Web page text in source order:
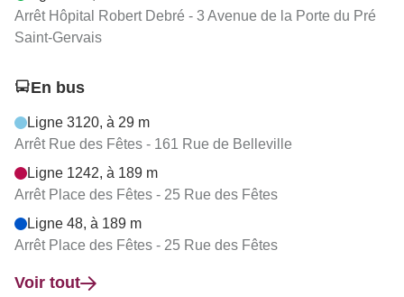
Arrêt Hôpital Robert Debré - 3 Avenue de la Porte du Pré
Saint-Gervais
En bus
Ligne 3120, à 29 m
Arrêt Rue des Fêtes - 161 Rue de Belleville
Ligne 1242, à 189 m
Arrêt Place des Fêtes - 25 Rue des Fêtes
Ligne 48, à 189 m
Arrêt Place des Fêtes - 25 Rue des Fêtes
Voir tout